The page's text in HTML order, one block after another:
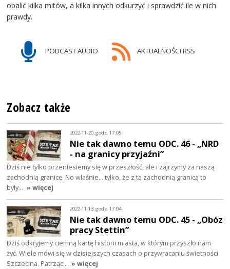
obalić kilka mitów, a kilka innych odkurzyć i sprawdzić ile w nich
prawdy.
PODCAST AUDIO AKTUALNOŚCI RSS
Zobacz także
2022-11-20, godz. 17:05
Nie tak dawno temu ODC. 46 - „NRD
- na granicy przyjaźni”
Dziś nie tylko przeniesiemy się w przeszłość, ale i zajrzymy za naszą
zachodnią granicę. No właśnie... tylko, że z tą zachodnią granicą to
były… » więcej
2022-11-13, godz. 17:04
Nie tak dawno temu ODC. 45 - „Obóz
pracy Stettin”
Dziś odkryjemy ciemną kartę historii miasta, w którym przyszło nam
żyć. Wiele mówi się w dzisiejszych czasach o przywracaniu świetności
Szczecina. Patrząc… » więcej